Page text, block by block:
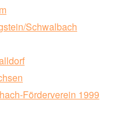
Schwalbach
Förderverein 1999